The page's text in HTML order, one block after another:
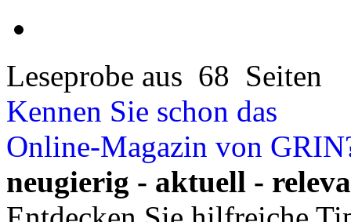
Leseprobe aus 68 Seiten
Kennen Sie schon das
Online-Magazin von
neugierig - aktuell -